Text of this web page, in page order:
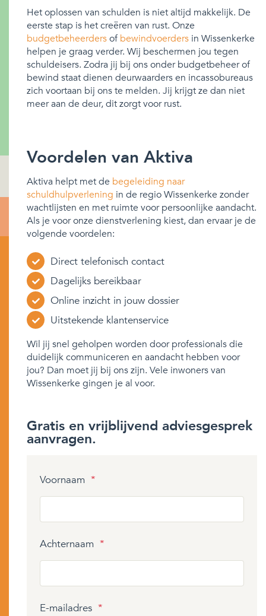
Het oplossen van schulden is niet altijd makkelijk. De
eerste stap is het creëren van rust. Onze
budgetbeheerdersofbewindvoerders in Wissenkerke
helpen je graag verder. Wij beschermen jou tegen
schuldeisers. Zodra jij bij ons onder budgetbeheer of
bewind staat dienen deurwaarders en incassobureaus
zich voortaan bij ons te melden. Jij krijgt ze dan niet
meer aan de deur, dit zorgt voor rust.
Voordelen van Aktiva
Aktiva helpt met de begeleiding naar
schuldhulpverlening in de regio Wissenkerke zonder
wachtlijsten en met ruimte voor persoonlijke aandacht.
Als je voor onze dienstverlening kiest, dan ervaar je de
volgende voordelen:
Direct telefonisch contact
Dagelijks bereikbaar
Online inzicht in jouw dossier
Uitstekende klantenservice
Wil jij snel geholpen worden door professionals die
duidelijk communiceren en aandacht hebben voor
jou? Dan moet jij bij ons zijn. Vele inwoners van
Wissenkerke gingen je al voor.
Gratis en vrijblijvend adviesgesprek
aanvragen.
Voornaam *
Achternaam *
E-mailadres *